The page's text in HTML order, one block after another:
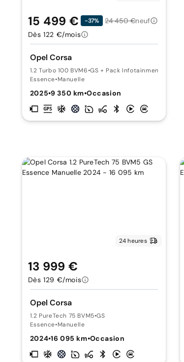
Opel Corsa
1.2 Turbo 100 BVM6•GS + Pack Infotainment
Essence•Manuelle
2025•9 350 km•Occasion
15 499 € -37% 24 450 €neuf
Dès 122 €/mois
24 heures
Opel Corsa
1.2 PureTech 75 BVM5•GS
Essence•Manuelle
2024•16 095 km•Occasion
13 999 €
Dès 129 €/mois